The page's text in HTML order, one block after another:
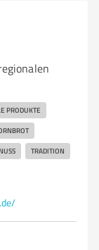
PRODUKTE
TRADITION